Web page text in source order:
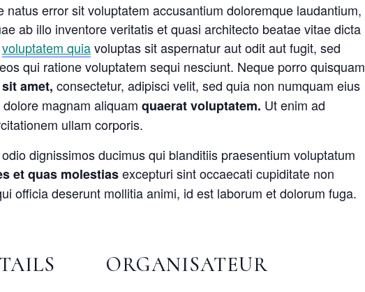
natus error sit voluptatem accusantium doloremque laudantium,
ab illo inventore veritatis et quasi architecto beatae vitae dicta
voluptatem quiavoluptas sit aspernatur aut odit aut fugit, sed
qui ratione voluptatem sequi nesciunt. Neque porro quisquam
amet, consectetur, adipisci velit, sed quia non numquam eius
magnam aliquam quaerat voluptatem. Ut enim ad
ullam corporis.
dignissimos ducimus qui blanditiis praesentium voluptatum
et quas molestiasexcepturi sint occaecati cupiditate non
officia deserunt mollitia animi, id est laborum et dolorum fuga.
ORGANISATEUR